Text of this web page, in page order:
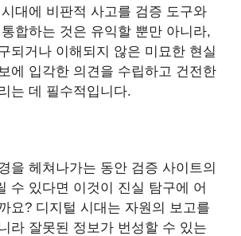
대에 비판적 사고를 검증 도구와
합하는 것은 유익할 뿐만 아니라,
되거나 이해되지 않은 미묘한 현실
에 입각한 의견을 수립하고 건전한
는 데 필수적입니다.
을 헤쳐나가는 동안 검증 사이트의
수 있다면 이것이 진실 탐구에 어
요? 디지털 시대는 자원의 보고를
라 잘못된 정보가 번성할 수 있는